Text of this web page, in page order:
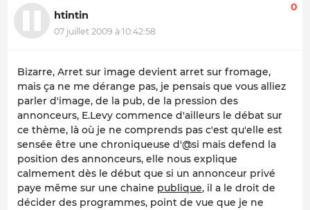
htintin
07 juillet 2009 à 10:42:58
0
Bizarre, Arret sur image devient arret sur fromage,
mais ça ne me dérange pas, je pensais que vous alliez
parler d'image, de la pub, de la pression des
annonceurs, E.Levy commence d'ailleurs le débat sur
ce thème, là où je ne comprends pas c'est qu'elle est
sensée être une chroniqueuse d'@si mais defend la
position des annonceurs, elle nous explique
calmement dès le début que si un annonceur privé
paye même sur une chaine publique, il a le droit de
décider des programmes, point de vue que je ne